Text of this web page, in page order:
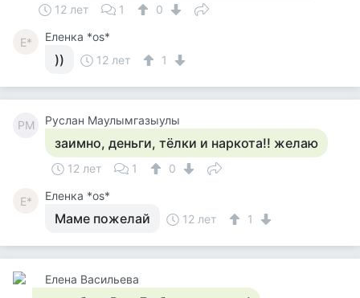
12 лет 1 0
Е* Еленка *os*
)) 12 лет 1
РМ Руслан Маулымгазыулы
заимно, деньги, тёлки и наркота!! желаю
12 лет 1 0
Е* Еленка *os*
Маме пожелай 12 лет 1
Елена Васильева